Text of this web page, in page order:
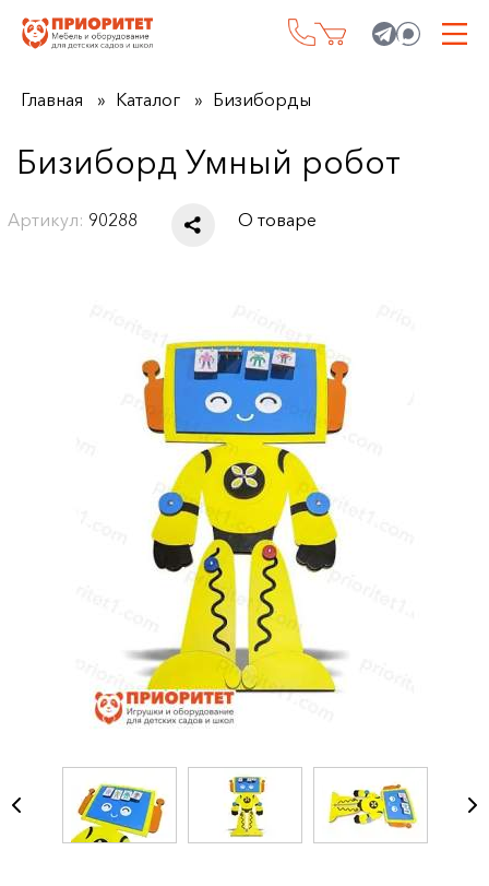
Главная Каталог Бизиборды
Бизиборд Умный робот
Артикул: 90288 О товаре